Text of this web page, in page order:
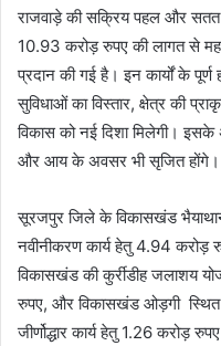
राजवाड़े की सक्रिय पहल और सतत
10.93 करोड़ रुपए की लागत से
प्रदान की गई है। इन कार्यों के
सुविधाओं का विस्तार, क्षेत्र की
विकास को नई दिशा मिलेगी।
और आय के अवसर भी सृजित होंगे।
सूरजपुर जिले के विकासखंड
नवीनीकरण कार्य हेतु 4.94 करोड़
विकासखंड की कुर्रीडीह जलाशय
रुपए, और विकासखंड ओड़गी स्थित
जीर्णोद्धार कार्य हेतु 1.26 करोड़